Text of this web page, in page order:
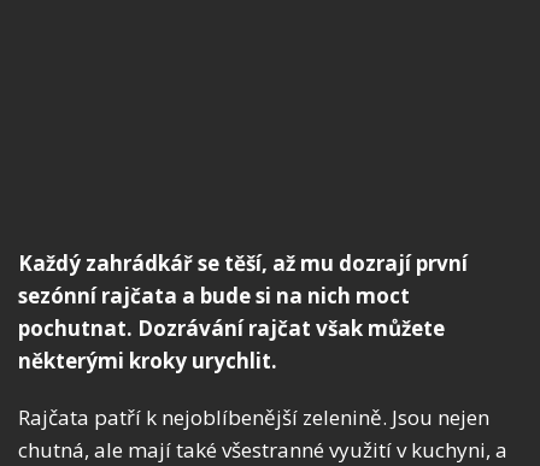
Každý zahrádkář se těší, až mu dozrají první
sezónní rajčata a bude si na nich moct
pochutnat. Dozrávání rajčat však můžete
některými kroky urychlit.
Rajčata patří k nejoblíbenější zelenině. Jsou nejen
chutná, ale mají také všestranné využití v kuchyni, a